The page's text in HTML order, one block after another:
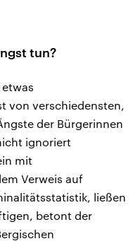
tun?
von verschiedensten,
der Bürgerinnen
ignoriert
mit
Verweis auf
ließen
betont der